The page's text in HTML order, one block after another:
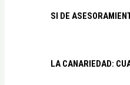
SI DE
LA CANARIEDAD: